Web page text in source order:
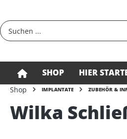
SHOP HIER
Shop IMPLANTATE ZUBEHÖR &
Wilka